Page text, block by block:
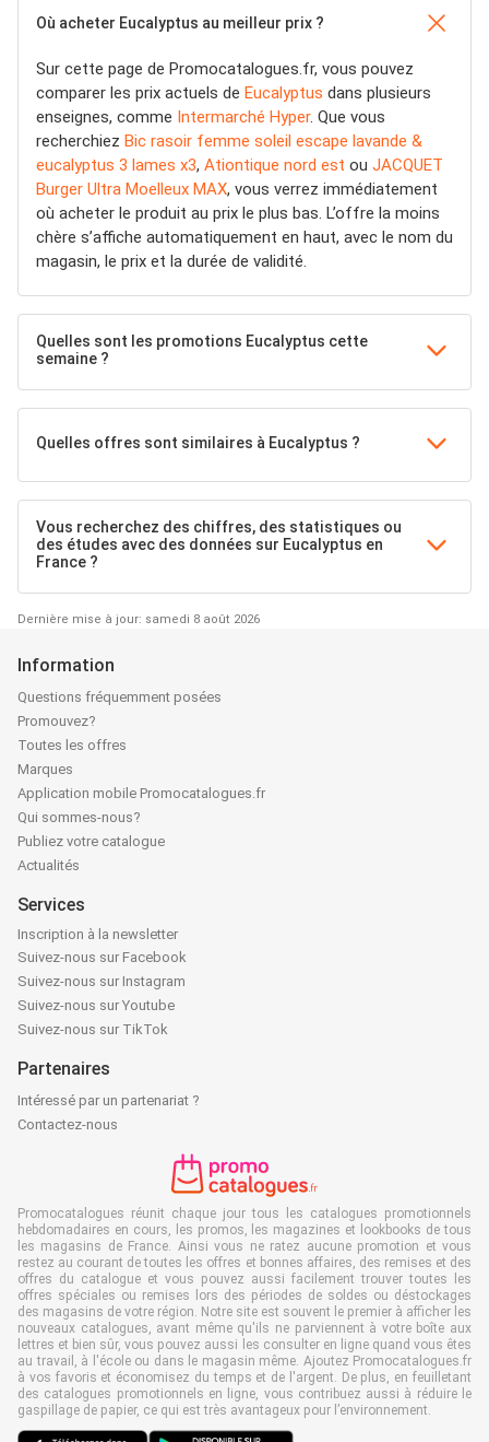
Où acheter Eucalyptus au meilleur prix ?
Sur cette page de Promocatalogues.fr, vous pouvez
comparer les prix actuels de Eucalyptus dans plusieurs
enseignes, comme Intermarché Hyper. Que vous
recherchiez Bic rasoir femme soleil escape lavande &
eucalyptus 3 lames x3, Ationtique nord est ou JACQUET
Burger Ultra Moelleux MAX, vous verrez immédiatement
où acheter le produit au prix le plus bas. L’offre la moins
chère s’affiche automatiquement en haut, avec le nom du
magasin, le prix et la durée de validité.
Quelles sont les promotions Eucalyptus cette
semaine ?
Quelles offres sont similaires à Eucalyptus ?
Vous recherchez des chiffres, des statistiques ou
des études avec des données sur Eucalyptus en
France ?
Dernière mise à jour: samedi 8 août 2026
Information
Questions fréquemment posées
Promouvez?
Toutes les offres
Marques
Application mobile Promocatalogues.fr
Qui sommes-nous?
Publiez votre catalogue
Actualités
Services
Inscription à la newsletter
Suivez-nous sur Facebook
Suivez-nous sur Instagram
Suivez-nous sur Youtube
Suivez-nous sur TikTok
Partenaires
Intéressé par un partenariat ?
Contactez-nous
Promocatalogues réunit chaque jour tous les catalogues promotionnels
hebdomadaires en cours, les promos, les magazines et lookbooks de tous
les magasins de France. Ainsi vous ne ratez aucune promotion et vous
restez au courant de toutes les offres et bonnes affaires, des remises et des
offres du catalogue et vous pouvez aussi facilement trouver toutes les
offres spéciales ou remises lors des périodes de soldes ou déstockages
des magasins de votre région. Notre site est souvent le premier à afficher les
nouveaux catalogues, avant même qu'ils ne parviennent à votre boîte aux
lettres et bien sûr, vous pouvez aussi les consulter en ligne quand vous êtes
au travail, à l'école ou dans le magasin même. Ajoutez Promocatalogues.fr
à vos favoris et économisez du temps et de l'argent. De plus, en feuilletant
des catalogues promotionnels en ligne, vous contribuez aussi à réduire le
gaspillage de papier, ce qui est très avantageux pour l’environnement.